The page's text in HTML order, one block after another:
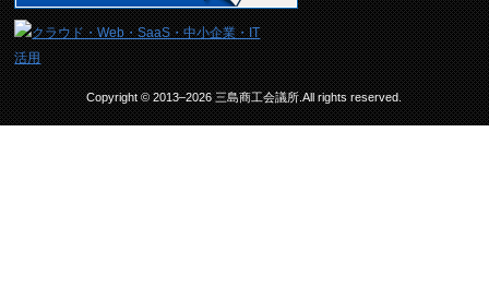
Copyright © 2013–2026 三島商工会議所.All rights reserved.